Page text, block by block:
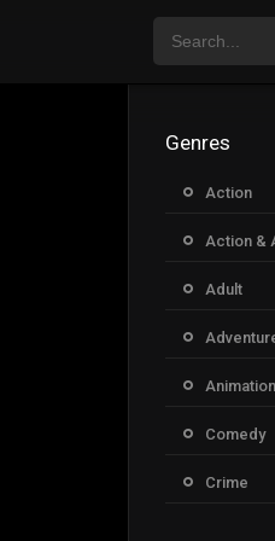
Genres
Action
Action &
Adult
Animation
Comedy
Crime